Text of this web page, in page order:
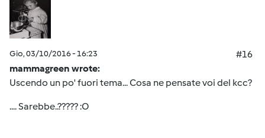
Gio, 03/10/2016 - 16:23
#16
mammagreen wrote:
Uscendo un po' fuori tema... Cosa ne pensate voi del kcc?
.... Sarebbe..????? :O